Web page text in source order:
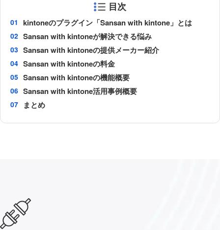
目次
kintoneのプラグイン「Sansan with kintone」とは
Sansan with kintoneが解決できる悩み
Sansan with kintoneの提供メーカー紹介
Sansan with kintoneの料金
Sansan with kintoneの機能概要
Sansan with kintone活用事例概要
まとめ